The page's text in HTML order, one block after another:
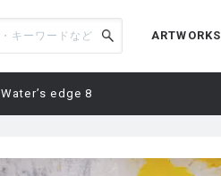
ARTWORKS
Water’s edge 8